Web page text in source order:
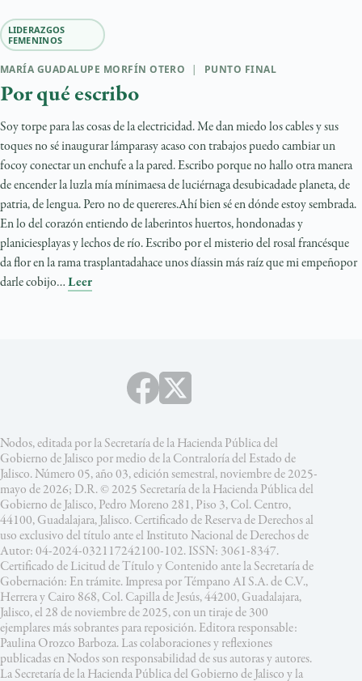
LIDERAZGOS
FEMENINOS
MARÍA GUADALUPE MORFÍN OTERO | PUNTO FINAL
Por qué escribo
Soy torpe para las cosas de la electricidad. Me dan miedo los cables y sus
toques no sé inaugurar lámparasy acaso con trabajos puedo cambiar un
focoy conectar un enchufe a la pared. Escribo porque no hallo otra manera
de encender la luzla mía mínimaesa de luciérnaga desubicadade planeta, de
patria, de lengua. Pero no de quereres.Ahí bien sé en dónde estoy sembrada.
En lo del corazón entiendo de laberintos huertos, hondonadas y
planiciesplayas y lechos de río. Escribo por el misterio del rosal francésque
da flor en la rama trasplantadahace unos díassin más raíz que mi empeñopor
darle cobijo… Leer
Nodos, editada por la Secretaría de la Hacienda Pública del
Gobierno de Jalisco por medio de la Contraloría del Estado de
Jalisco. Número 05, año 03, edición semestral, noviembre de 2025-
mayo de 2026; D.R. © 2025 Secretaría de la Hacienda Pública del
Gobierno de Jalisco, Pedro Moreno 281, Piso 3, Col. Centro,
44100, Guadalajara, Jalisco. Certificado de Reserva de Derechos al
uso exclusivo del título ante el Instituto Nacional de Derechos de
Autor: 04-2024-032117242100-102. ISSN: 3061-8347.
Certificado de Licitud de Título y Contenido ante la Secretaría de
Gobernación: En trámite. Impresa por Témpano AI S.A. de C.V.,
Herrera y Cairo 868, Col. Capilla de Jesús, 44200, Guadalajara,
Jalisco, el 28 de noviembre de 2025, con un tiraje de 300
ejemplares más sobrantes para reposición. Editora responsable:
Paulina Orozco Barboza. Las colaboraciones y reflexiones
publicadas en Nodos son responsabilidad de sus autoras y autores.
La Secretaría de la Hacienda Pública del Gobierno de Jalisco y la